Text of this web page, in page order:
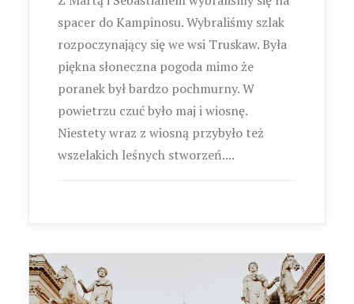
spacer do Kampinosu. Wybraliśmy szlak
rozpoczynający się we wsi Truskaw. Była
piękna słoneczna pogoda mimo że
poranek był bardzo pochmurny. W
powietrzu czuć było maj i wiosnę.
Niestety wraz z wiosną przybyło też
wszelakich leśnych stworzeń....